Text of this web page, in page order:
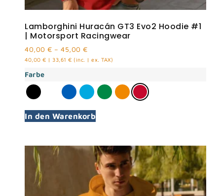
Lamborghini Huracán GT3 Evo2 Hoodie #1
| Motorsport Racingwear
40,00 € – 45,00 €
40,00 € | 33,61 € (inc. | ex. TAX)
Farbe
In den Warenkorb